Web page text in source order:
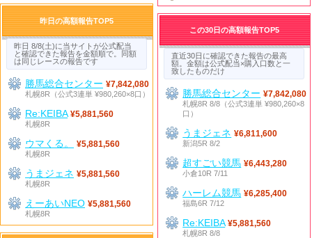
昨日の高額報告TOP5
昨日 8/8(土)に当サイトが公式配当
と確認できた報告を金額順で。同額
は同じレースの報告です
勝馬総合センター ¥7,842,080
札幌8R（公式3連単 ¥980,260×8口）
Re:KEIBA ¥5,881,560
札幌8R
ウマくる。
¥5,881,560
札幌8R
うまジェネ ¥5,881,560
札幌8R
えーあいNEO ¥5,881,560
札幌8R
この30日の高額報告TOP5
直近30日に確認できた報告の最高
額。金額は公式配当×購入口数と一
致したものだけ
勝馬総合センター ¥7,842,080
札幌8R 8/8（公式3連単 ¥980,260×8
口）
うまジェネ ¥6,811,600
新潟5R 8/2
超すごい競馬 ¥6,443,280
小倉10R 7/11
ハーレム競馬 ¥6,285,400
福島6R 7/12
Re:KEIBA ¥5,881,560
札幌8R 8/8